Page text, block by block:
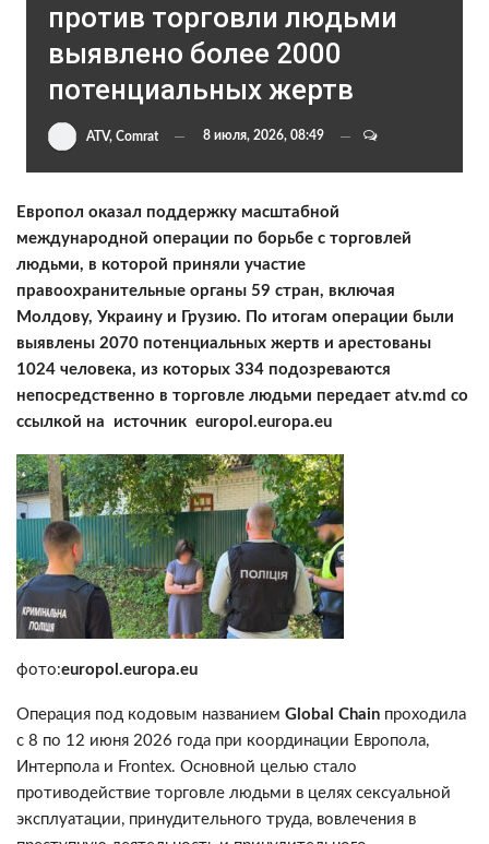
против торговли людьми
выявлено более 2000
потенциальных жертв
ATV, Comrat 8 июля, 2026, 08:49
Европол оказал поддержку масштабной
международной операции по борьбе с торговлей
людьми, в которой приняли участие
правоохранительные органы 59 стран, включая
Молдову, Украину и Грузию. По итогам операции были
выявлены 2070 потенциальных жертв и арестованы
1024 человека, из которых 334 подозреваются
непосредственно в торговле людьми передает atv.md со
ссылкой на источник europol.europa.eu
фото:europol.europa.eu
Операция под кодовым названием Global Chain проходила
с 8 по 12 июня 2026 года при координации Европола,
Интерпола и Frontex. Основной целью стало
противодействие торговле людьми в целях сексуальной
эксплуатации, принудительного труда, вовлечения в